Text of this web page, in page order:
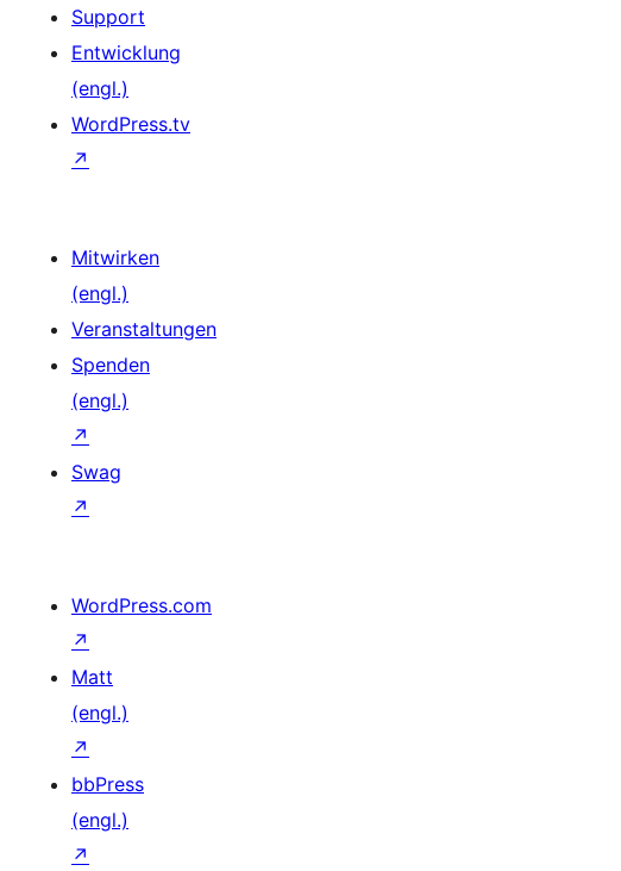
Support
Entwicklung
(engl.)
WordPress.tv
↗
Mitwirken
(engl.)
Veranstaltungen
Spenden
(engl.)
↗
Swag
↗
WordPress.com
↗
Matt
(engl.)
↗
bbPress
(engl.)
↗